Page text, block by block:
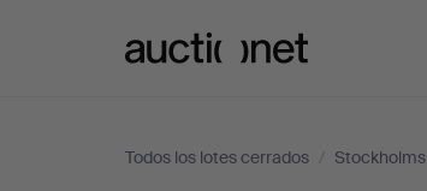
Todos los lotes cerrados /